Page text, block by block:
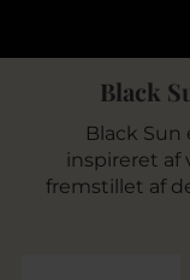
Black
Black
inspireret af
fremstillet af
er luksus-
designeren